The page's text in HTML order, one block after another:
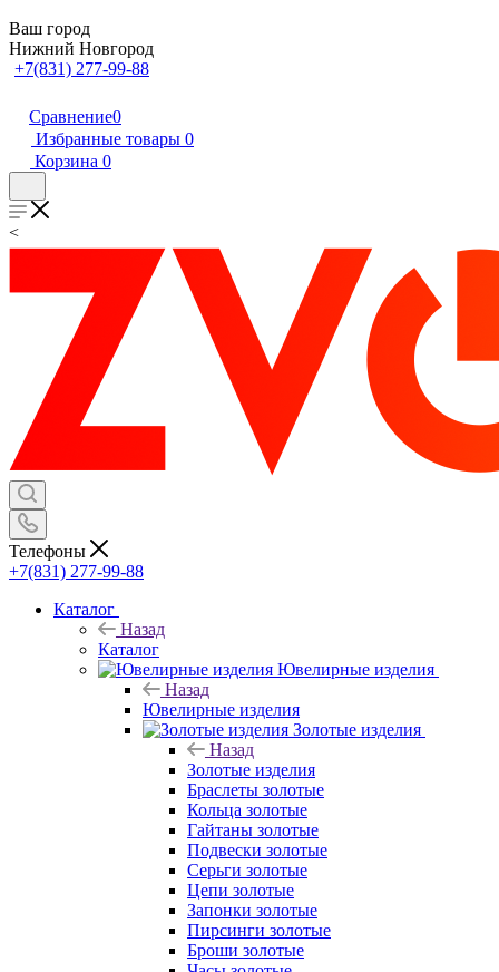
Ваш город
Нижний Новгород
+7(831) 277-99-88
Сравнение0
Избранные товары 0
Корзина 0
<
Телефоны
+7(831) 277-99-88
Каталог
Назад
Каталог
Ювелирные изделия
Назад
Ювелирные изделия
Золотые изделия
Назад
Золотые изделия
Браслеты золотые
Кольца золотые
Гайтаны золотые
Подвески золотые
Серьги золотые
Цепи золотые
Запонки золотые
Пирсинги золотые
Броши золотые